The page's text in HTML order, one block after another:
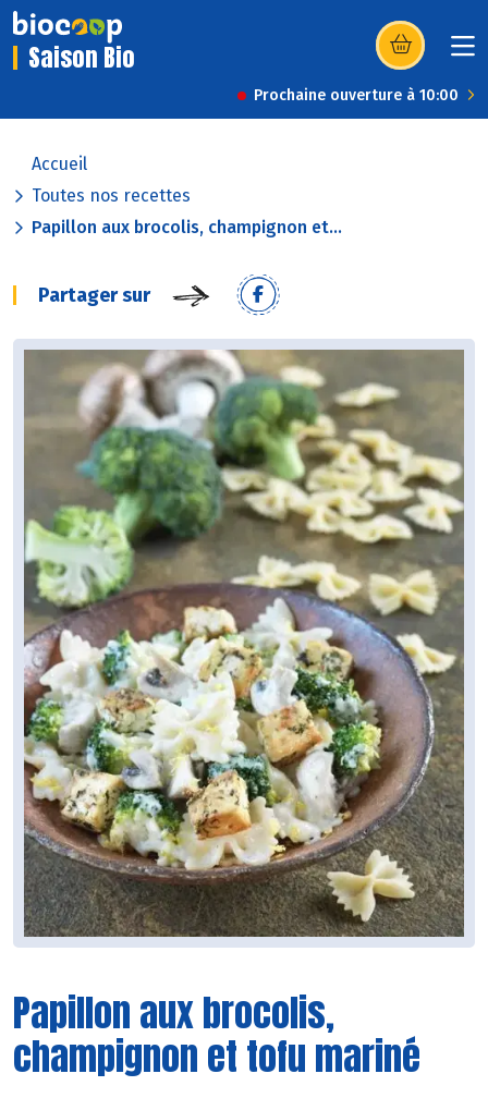
Saison Bio (s’ouvre dans
Prochaine ouverture à 10:00
Accueil
Toutes nos recettes
Papillon aux brocolis, champignon et...
Partager sur
Papillon aux brocolis,
champignon et tofu mariné